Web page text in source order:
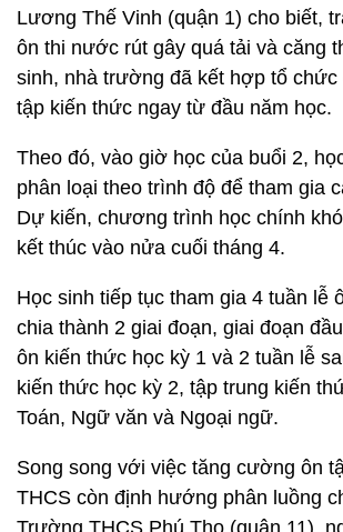
Lương Thế Vinh (quận 1) cho biết,
ôn thi nước rút gây quá tải và căng
sinh, nhà trường đã kết hợp tổ chức
tập kiến thức ngay từ đầu năm học.
Theo đó, vào giờ học của buổi 2,
phân loại theo trình độ để tham gia
Dự kiến, chương trình học chính
kết thúc vào nửa cuối tháng 4.
Học sinh tiếp tục tham gia 4 tuần lễ
chia thành 2 giai đoạn, giai đoạn
ôn kiến thức học kỳ 1 và 2 tuần lễ
kiến thức học kỳ 2, tập trung kiến
Toán, Ngữ văn và Ngoại ngữ.
Song song với việc tăng cường ôn
THCS còn định hướng phân luồng
Trường THCS Phú Thọ (quận 11),